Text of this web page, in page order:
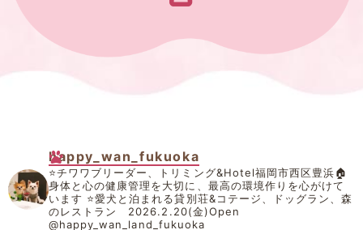
happy_wan_fukuoka
⭐️チワワブリーダー、トリミング&Hotel福岡市西区豊浜🏠
身体と心の健康管理を大切に、最高の環境作りを心がけて
います ⭐️愛犬と泊まれる貸別荘&コテージ、ドッグラン、森
のレストラン 2026.2.20(金)Open
@happy_wan_land_fukuoka